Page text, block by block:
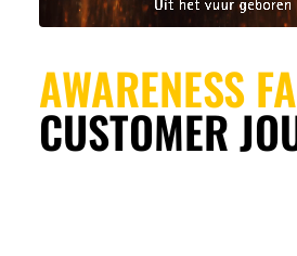
AWARENESS
CUSTOMER